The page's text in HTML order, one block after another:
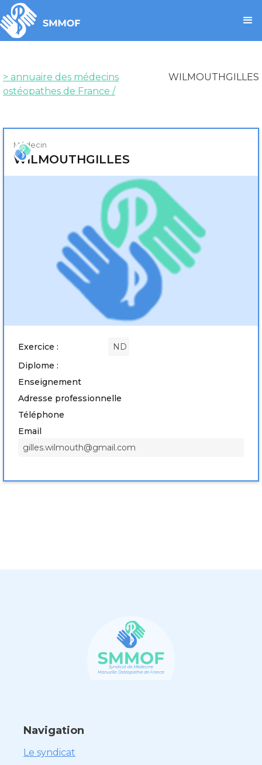
> annuaire des médecins
ostéopathes de France /
WILMOUTHGILLES
Médecin
WILMOUTHGILLES
Exercice :
ND
Diplome :
Enseignement
Adresse professionnelle
Téléphone
Email
gilles.wilmouth@gmail.com
Navigation
Le syndicat